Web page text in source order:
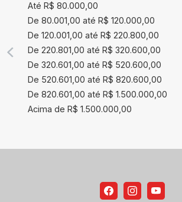
Até R$ 80.000,00
De 80.001,00 até R$ 120.000,00
De 120.001,00 até R$ 220.800,00
De 220.801,00 até R$ 320.600,00
De 320.601,00 até R$ 520.600,00
De 520.601,00 até R$ 820.600,00
De 820.601,00 até R$ 1.500.000,00
Acima de R$ 1.500.000,00